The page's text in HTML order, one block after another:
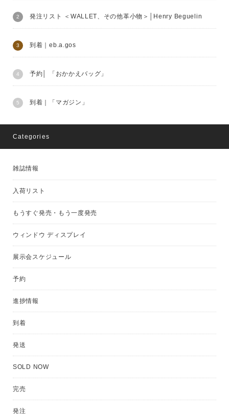
発注リスト ＜WALLET、その他革小物＞│Henry Beguelin
到着｜eb.a.gos
予約│ 「おかかえバッグ」
到着｜「マガジン」
Categories
雑誌情報
入荷リスト
もうすぐ発売・もう一度発売
ウィンドウ ディスプレイ
展示会スケジュール
予約
進捗情報
到着
発送
SOLD NOW
完売
発注